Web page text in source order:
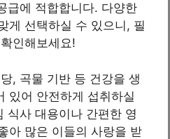
급에 적합합니다. 다양한
게 선택하실 수 있으니, 필
인해보세요!
, 곡물 기반 등 건강을 생
있어 안전하게 섭취하실
식사 대용이나 간편한 영
아 많은 이들의 사랑을 받